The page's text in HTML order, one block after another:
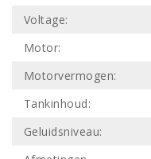
Voltage:
Motor:
Motorvermogen:
Tankinhoud:
Geluidsniveau: